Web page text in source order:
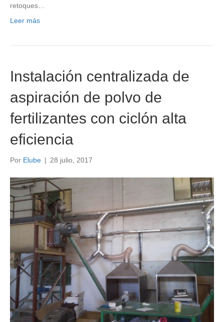
retoques…
Leer más
Instalación centralizada de
aspiración de polvo de
fertilizantes con ciclón alta
eficiencia
Por Elube | 28 julio, 2017